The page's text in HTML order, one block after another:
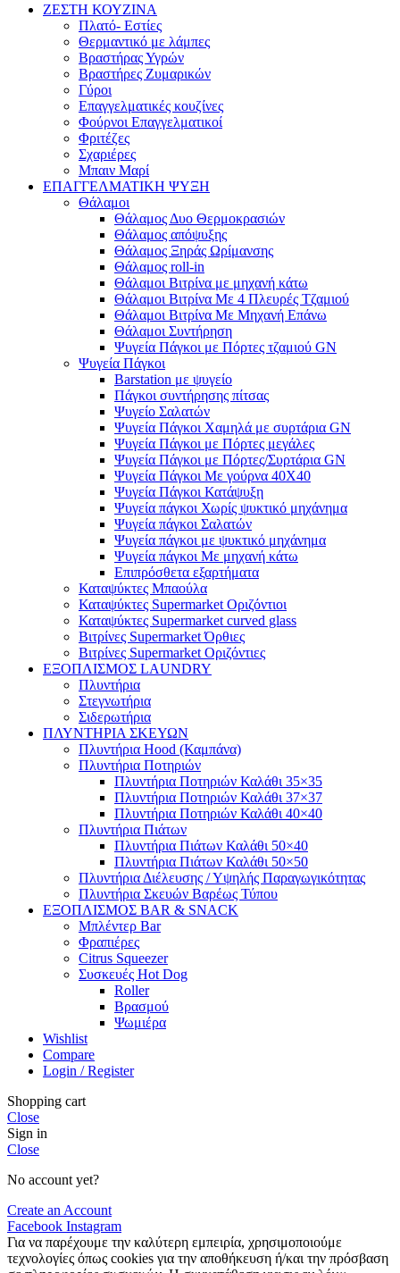
ΖΕΣΤΗ ΚΟΥΖΙΝΑ
Πλατό- Εστίες
Θερμαντικό με λάμπες
Βραστήρας Υγρών
Βραστήρες Ζυμαρικών
Γύροι
Επαγγελματικές κουζίνες
Φούρνοι Επαγγελματικοί
Φριτέζες
Σχαριέρες
Μπαιν Μαρί
ΕΠΑΓΓΕΛΜΑΤΙΚΗ ΨΥΞΗ
Θάλαμοι
Θάλαμος Δυο Θερμοκρασιών
Θάλαμος απόψυξης
Θάλαμος Ξηράς Ωρίμανσης
Θάλαμος roll-in
Θάλαμοι Βιτρίνα με μηχανή κάτω
Θάλαμοι Βιτρίνα Με 4 Πλευρές Τζαμιού
Θάλαμοι Βιτρίνα Με Μηχανή Επάνω
Θάλαμοι Συντήρηση
Ψυγεία Πάγκοι με Πόρτες τζαμιού GN
Ψυγεία Πάγκοι
Barstation με ψυγείο
Πάγκοι συντήρησης πίτσας
Ψυγείο Σαλατών
Ψυγεία Πάγκοι Χαμηλά με συρτάρια GN
Ψυγεία Πάγκοι με Πόρτες μεγάλες
Ψυγεία Πάγκοι με Πόρτες/Συρτάρια GN
Ψυγεία Πάγκοι Με γούρνα 40Χ40
Ψυγεία Πάγκοι Κατάψυξη
Ψυγεία πάγκοι Χωρίς ψυκτικό μηχάνημα
Ψυγεία πάγκοι Σαλατών
Ψυγεία πάγκοι με ψυκτικό μηχάνημα
Ψυγεία πάγκοι Με μηχανή κάτω
Επιπρόσθετα εξαρτήματα
Καταψύκτες Μπαούλα
Καταψύκτες Supermarket Οριζόντιοι
Καταψύκτες Supermarket curved glass
Βιτρίνες Supermarket Όρθιες
Βιτρίνες Supermarket Οριζόντιες
ΕΞΟΠΛΙΣΜΟΣ LAUNDRY
Πλυντήρια
Στεγνωτήρια
Σιδερωτήρια
ΠΛΥΝΤΗΡΙΑ ΣΚΕΥΩΝ
Πλυντήρια Hood (Καμπάνα)
Πλυντήρια Ποτηριών
Πλυντήρια Ποτηριών Καλάθι 35×35
Πλυντήρια Ποτηριών Καλάθι 37×37
Πλυντήρια Ποτηριών Καλάθι 40×40
Πλυντήρια Πιάτων
Πλυντήρια Πιάτων Καλάθι 50×40
Πλυντήρια Πιάτων Καλάθι 50×50
Πλυντήρια Διέλευσης / Υψηλής Παραγωγικότητας
Πλυντήρια Σκευών Βαρέως Τύπου
ΕΞΟΠΛΙΣΜΟΣ BAR & SNACK
Μπλέντερ Bar
Φραπιέρες
Citrus Squeezer
Συσκευές Hot Dog
Roller
Βρασμού
Ψωμιέρα
Wishlist
Compare
Login / Register
Shopping cart
Close
Sign in
Close
No account yet?
Create an Account
Facebook Instagram
Για να παρέχουμε την καλύτερη εμπειρία, χρησιμοποιούμε
τεχνολογίες όπως cookies για την αποθήκευση ή/και την πρόσβαση